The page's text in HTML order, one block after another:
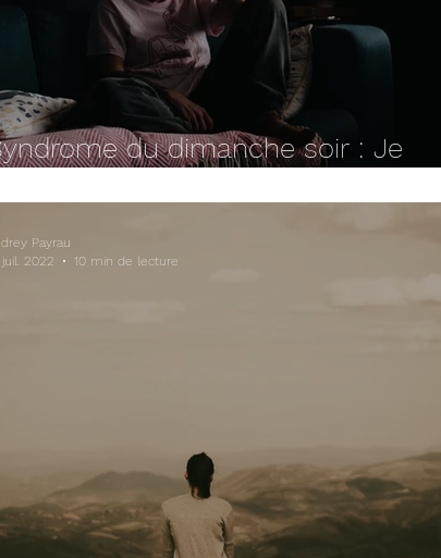
du dimanche soir : Je
Payrau
juil. 2022
10 min de lecture